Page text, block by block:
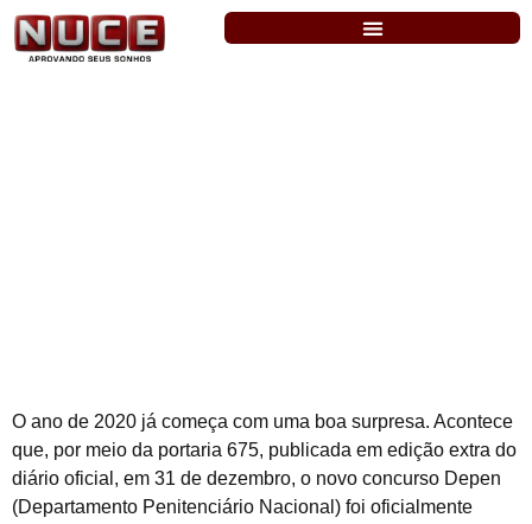
O ano de 2020 já começa com uma boa surpresa. Acontece
que, por meio da portaria 675, publicada em edição extra do
diário oficial, em 31 de dezembro, o novo concurso Depen
(Departamento Penitenciário Nacional) foi oficialmente